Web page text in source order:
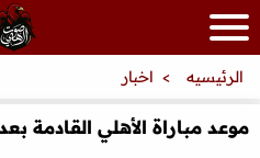
الرئيسيه اخبار
موعد مباراة الأهلي القادمة